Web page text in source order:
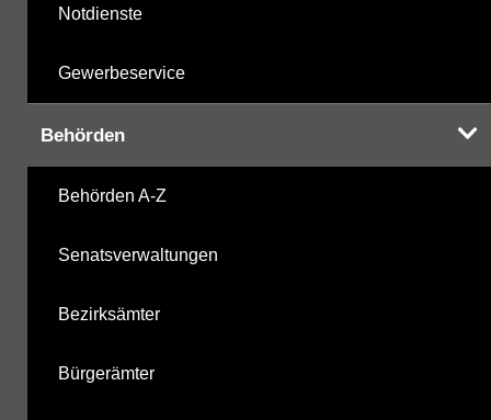
Notdienste
Gewerbeservice
Behörden
Behörden A-Z
Senatsverwaltungen
Bezirksämter
Bürgerämter